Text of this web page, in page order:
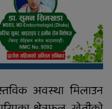
अवस्था मिलाउन